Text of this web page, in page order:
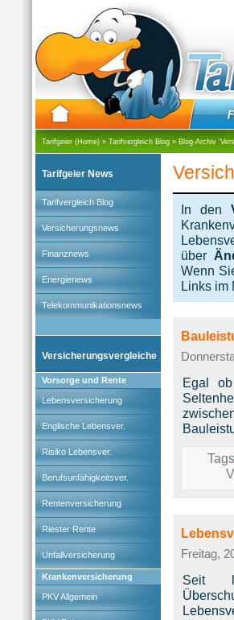
Tarifgeier (Home) » Tarifvergleich Blog » Blog-Archiv '
Tarifgeier News
Tarifvergleich Blog
Versicherungsnews
Finanznews
Energienews
Telekommunikationsnews
Versicherungsvergleiche
Vorsorge und Rente
Lebensversicherung
Englische Lebensver.
Risiko Lebensver.
Berufsunfähigkeitsver.
Rentenversicherung
Riester Rente
Unfallversicherung
Krankenversicherung
PKV Allgemein
In den
über
Wenn
Links im
Egal
Freitag,
Seit